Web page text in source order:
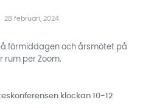
28 februari, 2024
förmiddagen och årsmötet på
per Zoom.
klockan 10‑12